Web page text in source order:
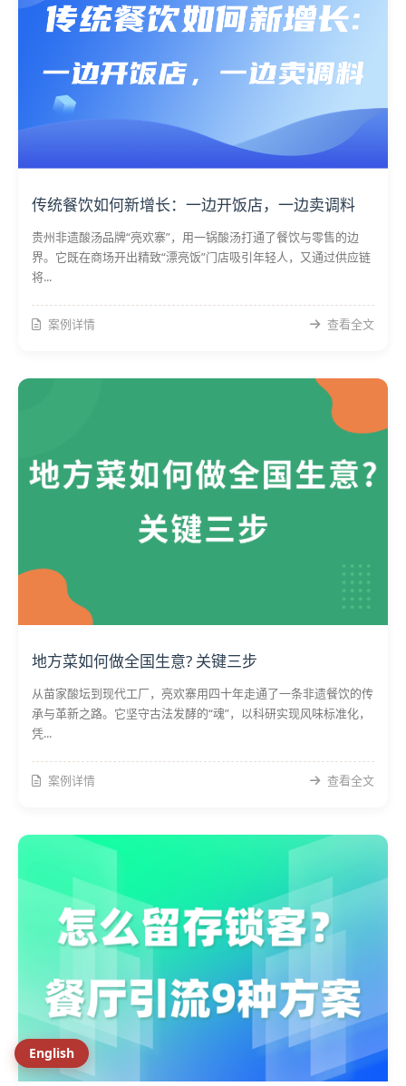
传统餐饮如何新增长：一边开饭店，一边卖调料
贵州非遗酸汤品牌“亮欢寨”，用一锅酸汤打通了餐饮与零售的边
界。它既在商场开出精致“漂亮饭”门店吸引年轻人，又通过供应链
将...
案例详情 查看全文
地方菜如何做全国生意? 关键三步
从苗家酸坛到现代工厂，亮欢寨用四十年走通了一条非遗餐饮的传
承与革新之路。它坚守古法发酵的“魂”，以科研实现风味标准化，
凭...
案例详情 查看全文
English